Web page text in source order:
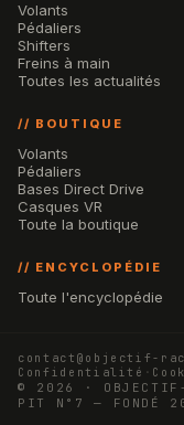
Volants
Pédaliers
Shifters
Freins à main
Toutes les actualités
// BOUTIQUE
Volants
Pédaliers
Bases Direct Drive
Casques VR
Toute la boutique
// ENCYCLOPÉDIE
Toute l'encyclopédie
contact@objectif-
Confidentialité ·
© 2026 ·
PIT N°7 — FONDÉ